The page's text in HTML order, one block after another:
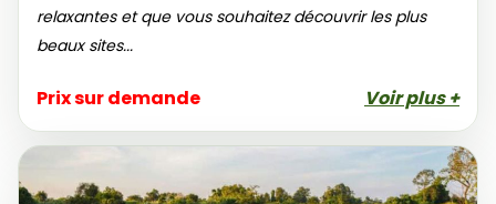
relaxantes et que vous souhaitez découvrir les plus
beaux sites...
Prix sur demande Voir plus +